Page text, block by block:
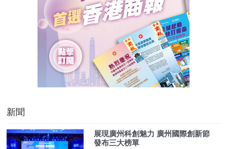
新聞
展現廣州科創魅力 廣州國際創新節
發布三大榜單